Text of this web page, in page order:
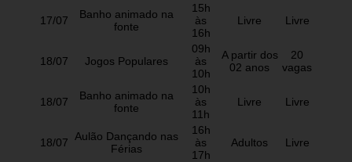
17/07
Banho animado na
fonte
15h
às
16h
Livre Livre
18/07 Jogos Populares
09h
às
10h
A partir dos
02 anos
20
vagas
18/07
Banho animado na
fonte
10h
às
11h
Livre Livre
18/07
Aulão Dançando nas
Férias
16h
às
17h
Adultos Livre